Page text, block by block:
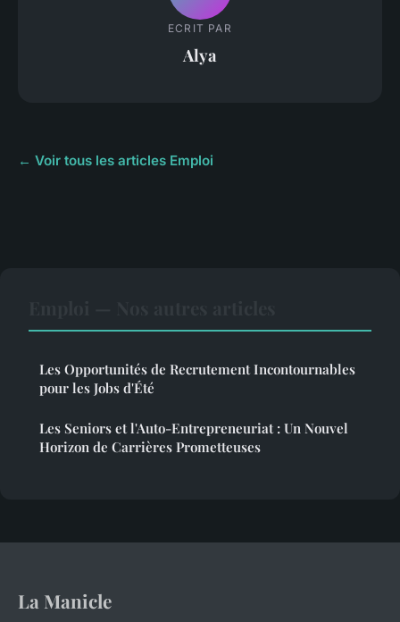
ECRIT PAR
Alya
← Voir tous les articles Emploi
Les Opportunités de Recrutement Incontournables
pour les Jobs d'Été
Les Seniors et l'Auto-Entrepreneuriat : Un Nouvel
Horizon de Carrières Prometteuses
La Manicle